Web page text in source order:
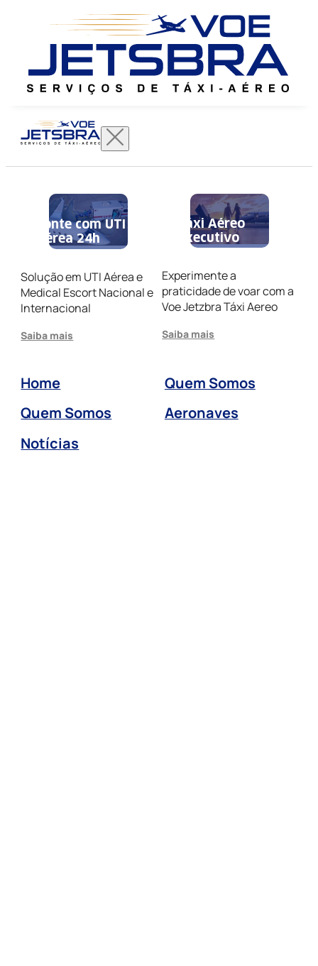
Conte com UTI
Aérea 24h
Solução em UTI Aérea e
Medical Escort Nacional e
Internacional
Saiba mais
Táxi Aéreo
Executivo
Experimente a
praticidade de voar com a
Voe Jetzbra Táxi Aereo
Saiba mais
Home
Quem Somos
Quem Somos
Aeronaves
Notícias